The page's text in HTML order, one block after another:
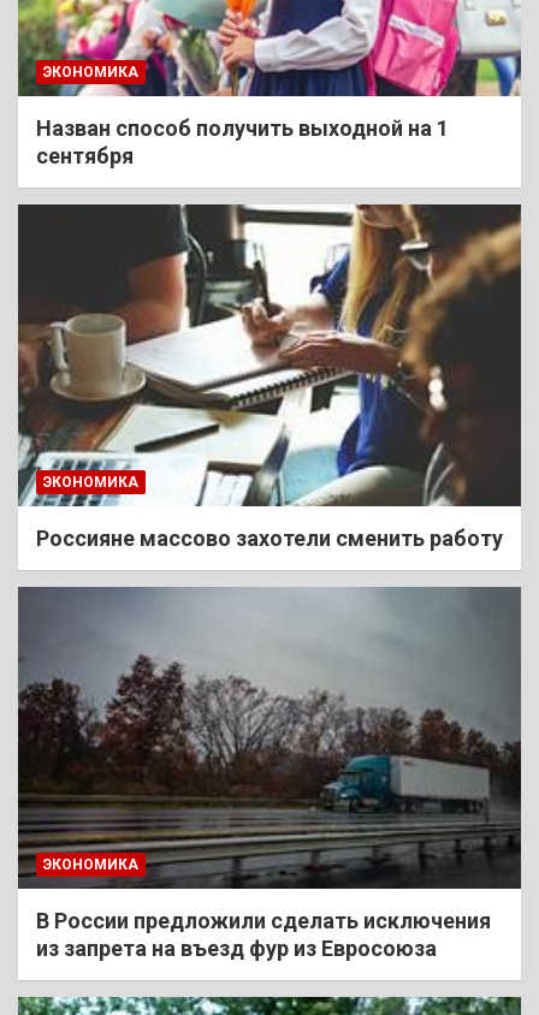
ЭКОНОМИКА
Назван способ получить выходной на 1
сентября
ЭКОНОМИКА
Россияне массово захотели сменить работу
ЭКОНОМИКА
В России предложили сделать исключения
из запрета на въезд фур из Евросоюза